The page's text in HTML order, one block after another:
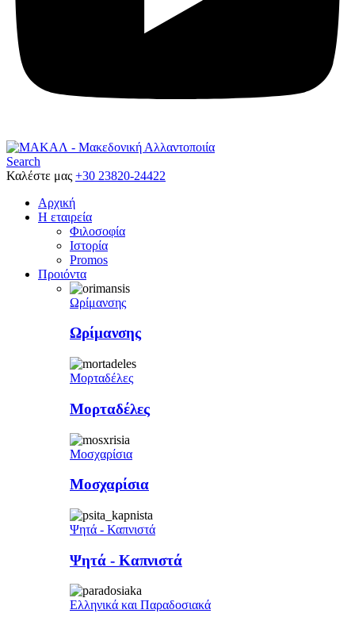
Search
Καλέστε μας +30 23820-24422
Αρχική
Η εταιρεία
Φιλοσοφία
Ιστορία
Promos
Προιόντα
Ωρίμανσης
Ωρίμανσης
Μορταδέλες
Μορταδέλες
Μοσχαρίσια
Μοσχαρίσια
Ψητά - Καπνιστά
Ψητά - Καπνιστά
Ελληνικά και Παραδοσιακά